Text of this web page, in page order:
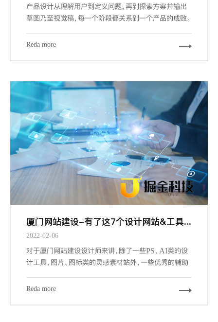
产品设计从理解用户到定义问题，再到探索方案并输出
草图乃至视觉稿，每一个阶段都关系到一个产品的成败。
阶段，也是最大程度占据我们工作场景的内容。其中关键
Reda more
厦门网站建设-有了这7个设计网站&工具，做设计更有谱了
2022-02-06
对于厦门网站建设设计师来讲，除了一些PS、AI类的设
计工具，图片、图标类的灵感素材站外，一些优秀的辅助
我们的设计工作。下面给大家推荐7个必备的辅助工具和
Reda more